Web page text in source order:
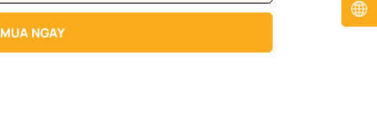
MUA NGAY